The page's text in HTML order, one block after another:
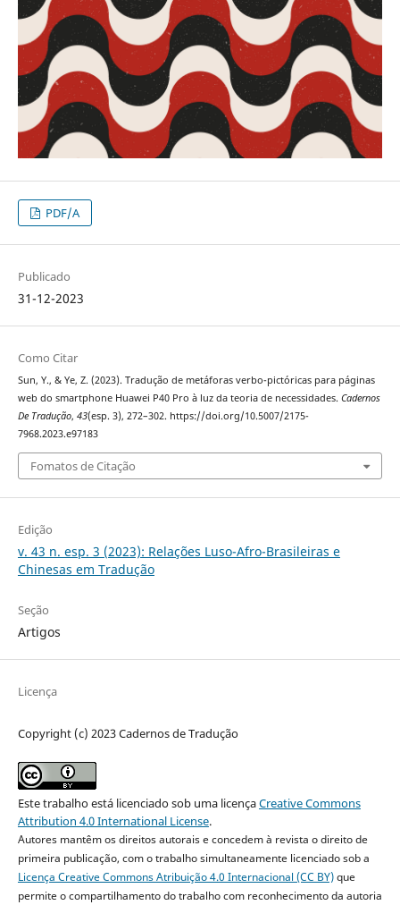
PDF/A
Publicado
31-12-2023
Como Citar
Sun, Y., & Ye, Z. (2023). Tradução de metáforas verbo-pictóricas para páginas
web do smartphone Huawei P40 Pro à luz da teoria de necessidades. Cadernos
De Tradução, 43(esp. 3), 272–302. https://doi.org/10.5007/2175-
7968.2023.e97183
Fomatos de Citação
Edição
v. 43 n. esp. 3 (2023): Relações Luso-Afro-Brasileiras e
Chinesas em Tradução
Seção
Artigos
Licença
Copyright (c) 2023 Cadernos de Tradução
Este trabalho está licenciado sob uma licençaCreative Commons
Attribution 4.0 International License.
Autores mantêm os direitos autorais e concedem à revista o direito de
primeira publicação, com o trabalho simultaneamente licenciado sob a
Licença Creative Commons Atribuição 4.0 Internacional (CC BY)que
permite o compartilhamento do trabalho com reconhecimento da autoria